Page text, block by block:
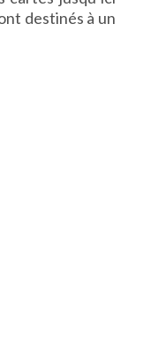
destinés à un